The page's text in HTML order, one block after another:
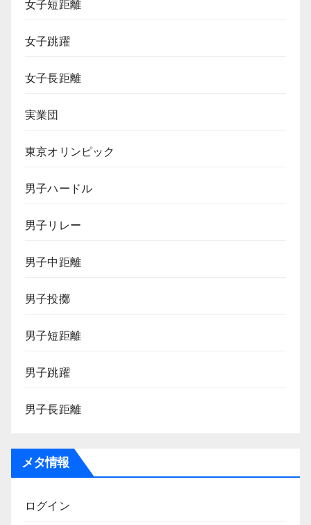
女子短距離
女子跳躍
女子長距離
実業団
東京オリンピック
男子ハードル
男子リレー
男子中距離
男子投擲
男子短距離
男子跳躍
男子長距離
メタ情報
ログイン